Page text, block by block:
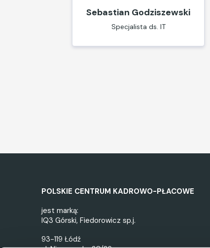
Sebastian Godziszewski
Specjalista ds. IT
POLSKIE CENTRUM KADROWO-PŁACOWE
jest marką:
IQ3 Górski, Fiedorowicz sp.j.
93-119 Łódź